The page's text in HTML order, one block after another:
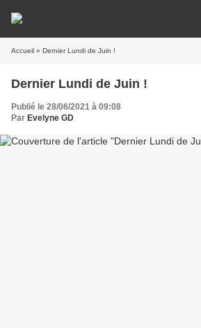
Accueil » Dernier Lundi de Juin !
Dernier Lundi de Juin !
Publié le 28/06/2021 à 09:08
Par Evelyne GD